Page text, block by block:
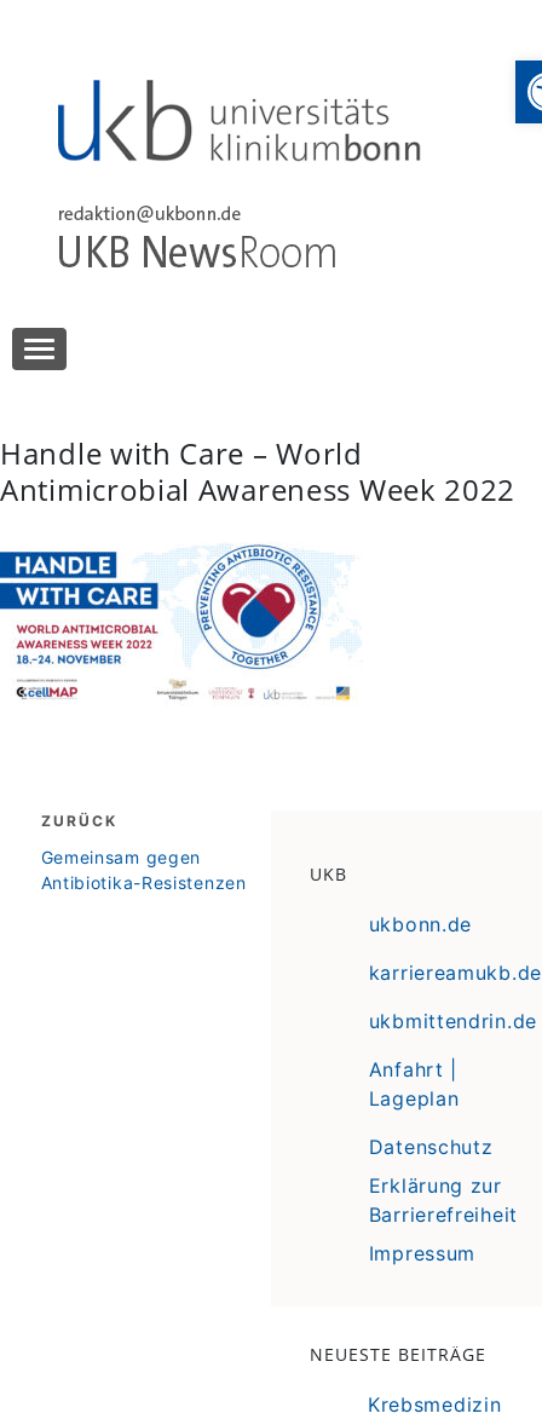
UKB NewsRoom
Handle with Care – World
Antimicrobial Awareness Week 2022
Beitragsnavigation
ZURÜCK
zurück
Gemeinsam gegen
Antibiotika-Resistenzen
UKB
ukbonn.de
karriereamukb.de
ukbmittendrin.de
Anfahrt |
Lageplan
Datenschutz
Erklärung zur
Barrierefreiheit
Impressum
NEUESTE BEITRÄGE
Krebsmedizin